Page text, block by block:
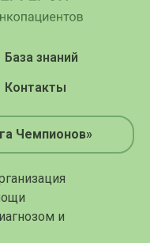
и
База знаний
Контакты
Чемпионов»